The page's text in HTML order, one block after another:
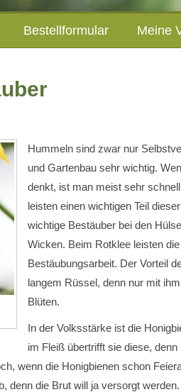
Bestellformular Meine
Hummeln sind zwar nur
und Gartenbau sehr wichtig.
denkt, ist man meist sehr
leisten einen wichtigen Teil
wichtige Bestäuber bei den
Wicken. Beim Rotklee leisten
Bestäubungsarbeit. Der Vorteil
langem Rüssel, denn nur mit
Blüten.
In der Volksstärke ist die
im Fleiß übertrifft sie diese,
wenn die Honigbienen schon
denn die Brut will ja versorgt werden.